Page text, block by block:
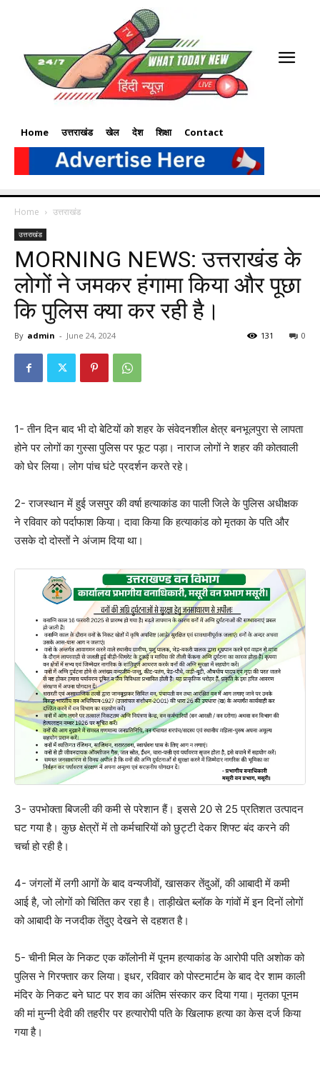
Home उत्तराखंड खेल देश शिक्षा Contact
Home उत्तराखंड
उत्तराखंड
MORNING NEWS: उत्तराखंड के
लोगों ने जमकर हंगामा किया और पूछा
कि पुलिस क्या कर रही है।
By admin - June 24, 2024 0
131
1- तीन दिन बाद भी दो बेटियों को शहर के संवेदनशील क्षेत्र बनभूलपुरा से लापता
होने पर लोगों का गुस्सा पुलिस पर फूट पड़ा। नाराज लोगों ने शहर की कोतवाली
को घेर लिया। लोग पांच घंटे प्रदर्शन करते रहे।
2- राजस्थान में हुई जसपुर की वर्षा हत्याकांड का पाली जिले के पुलिस अधीक्षक
ने रविवार को पर्दाफाश किया। दावा किया कि हत्याकांड को मृतका के पति और
उसके दो दोस्तों ने अंजाम दिया था।
3- उपभोक्ता बिजली की कमी से परेशान हैं। इससे 20 से 25 प्रतिशत उत्पादन
घट गया है। कुछ क्षेत्रों में तो कर्मचारियों को छुट्टी देकर शिफ्ट बंद करने की
चर्चा हो रही है।
4- जंगलों में लगी आगों के बाद वन्यजीवों, खासकर तेंदुओं, की आबादी में कमी
आई है, जो लोगों को चिंतित कर रहा है। ताड़ीखेत ब्लॉक के गांवों में इन दिनों लोगों
को आबादी के नजदीक तेंदुए देखने से दहशत है।
5- चीनी मिल के निकट एक कॉलोनी में पूनम हत्याकांड के आरोपी पति अशोक को
पुलिस ने गिरफ्तार कर लिया। इधर, रविवार को पोस्टमार्टम के बाद देर शाम काली
मंदिर के निकट बने घाट पर शव का अंतिम संस्कार कर दिया गया। मृतका पूनम
की मां मुन्नी देवी की तहरीर पर हत्यारोपी पति के खिलाफ हत्या का केस दर्ज किया
गया है।